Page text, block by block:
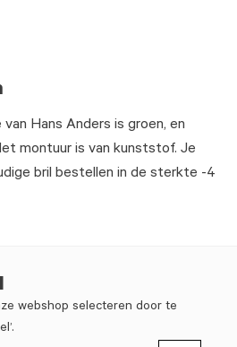
Hans Anders is groen, en
montuur is van kunststof. Je
bril bestellen in de sterkte -4
webshop selecteren door te